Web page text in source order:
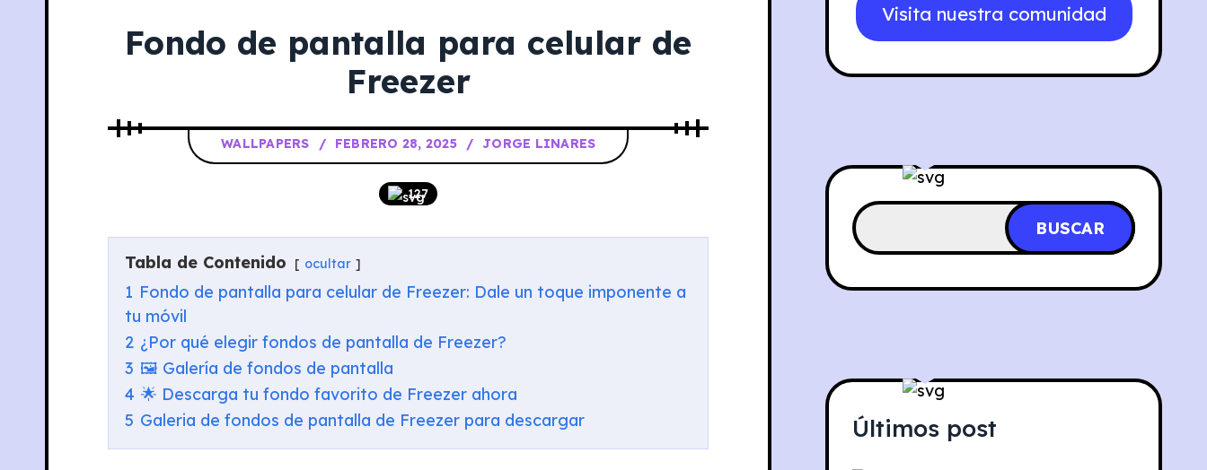
Fondo de pantalla para celular de
Freezer
WALLPAPERS FEBRERO 28, 2025 JORGE LINARES
127
Tabla de Contenido ocultar
1 Fondo de pantalla para celular de Freezer: Dale un toque imponente a
tu móvil
2 ¿Por qué elegir fondos de pantalla de Freezer?
3 🖼️ Galería de fondos de pantalla
4 🌟 Descarga tu fondo favorito de Freezer ahora
5 Galeria de fondos de pantalla de Freezer para descargar
Visita nuestra comunidad
BUSCAR
Últimos post